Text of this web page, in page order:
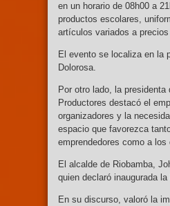
en un horario de 08h00 a
productos escolares,
artículos variados a
El evento se localiza en la
Dolorosa.
Por otro lado, la
Productores destacó el
organizadores y la
espacio que favorezca
emprendedores como a los
El alcalde de Riobamba,
quien declaró inaugurada la
En su discurso, valoró la